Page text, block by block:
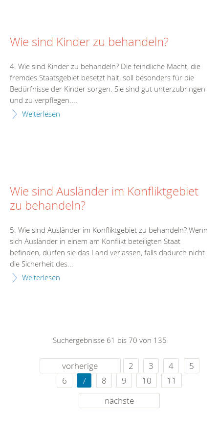
Wie sind Kinder zu behandeln?
4. Wie sind Kinder zu behandeln? Die feindliche Macht, die
fremdes Staatsgebiet besetzt hält, soll besonders für die
Bedürfnisse der Kinder sorgen. Sie sind gut unterzubringen
und zu verpflegen....
Weiterlesen
Wie sind Ausländer im Konfliktgebiet
zu behandeln?
5. Wie sind Ausländer im Konfliktgebiet zu behandeln? Wenn
sich Ausländer in einem am Konflikt beteiligten Staat
befinden, dürfen sie das Land verlassen, falls dadurch nicht
die Sicherheit des...
Weiterlesen
Suchergebnisse 61 bis 70 von 135
vorherige 2 3 4
5
6
7 8 9 10
11
nächste